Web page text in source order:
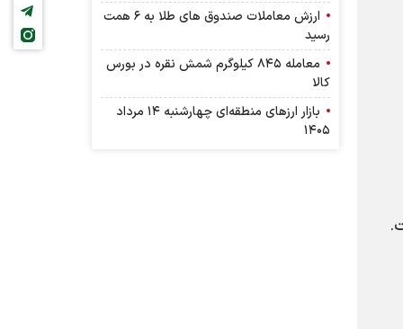
ارزش معاملات صندوق های طلا به ۶ همت
رسید
معامله ۸۴۵ کیلوگرم شمش نقره در بورس
کالا
بازار ارز‌های منطقه‌ای چهارشنبه ۱۴ مرداد
۱۴۰۵